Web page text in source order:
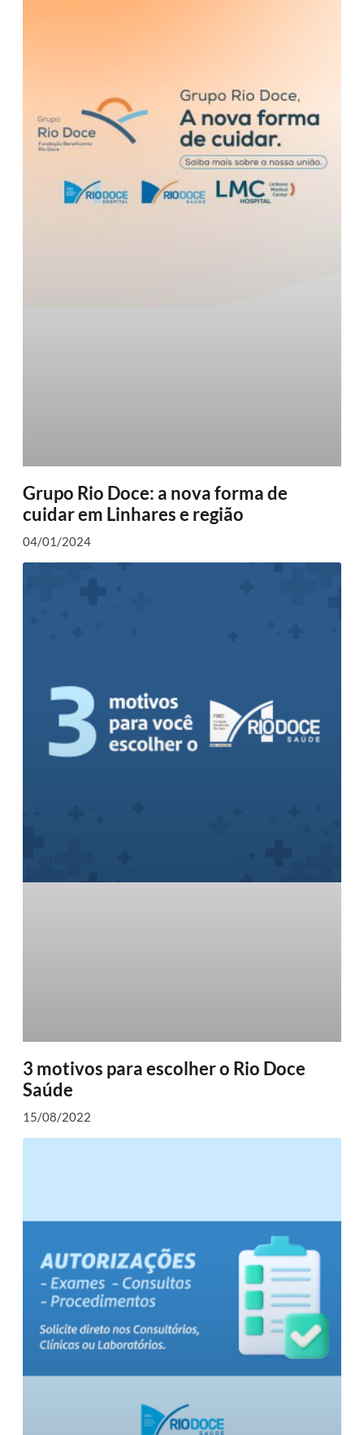
Grupo Rio Doce: a nova forma de
cuidar em Linhares e região
04/01/2024
3 motivos para escolher o Rio Doce
Saúde
15/08/2022